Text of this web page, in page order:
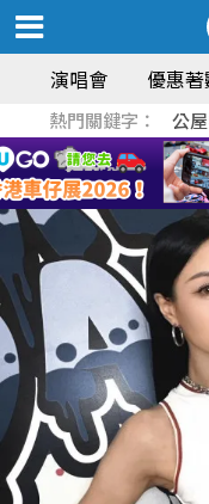
演唱會 優惠著
熱門關鍵字： 公